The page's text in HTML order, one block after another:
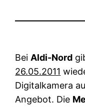
Bei Aldi-Nord
26.05.2011
Digitalkamera
Angebot. Die